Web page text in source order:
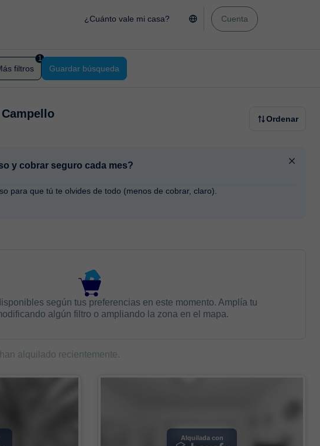
¿Cuánto vale mi casa? Cuenta
filtros
1
Guardar búsqueda
Ordenar
y cobrar seguro cada mes?
para que tú te olvides de todo (menos de cobrar, claro).
según tus preferencias en este momento. Amplía tu
algún filtro o ampliando la zona en el mapa.
alquilado recientemente.
Alquilada con